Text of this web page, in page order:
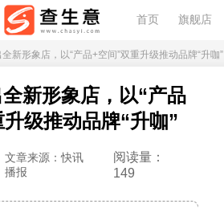
首页 旗舰店
新形象店，以“产品+空间”双重升级推动品牌“升咖”
新形象店，以“产品
级推动品牌“升咖”
文章来源：快讯
播报
阅读量：
149